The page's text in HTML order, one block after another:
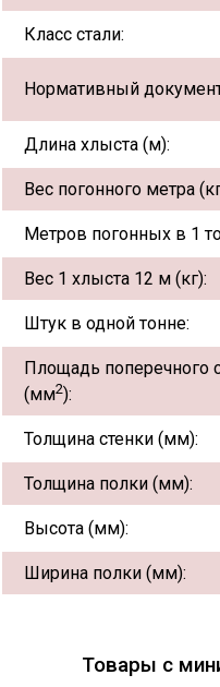
Класс стали:
Нормативный
Длина хлыста (м):
Вес погонного метра
Метров погонных в 1
Вес 1 хлыста 12 м (кг):
Штук в одной тонне:
Площадь поперечного
(мм2):
Толщина стенки (мм):
Толщина полки (мм):
Высота (мм):
Ширина полки (мм):
Товары с